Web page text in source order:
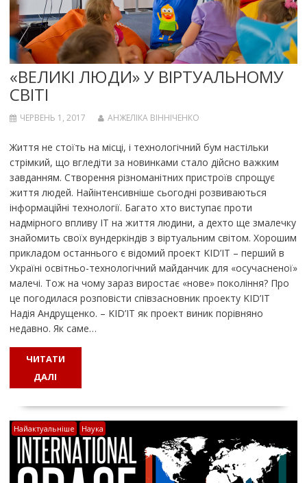
«ВЕЛИКІ ЛЮДИ» У ВІРТУАЛЬНОМУ
СВІТІ
ЧЕРВЕНЬ 1, 2017 АНЖЕЛІКА ВІННІЧЕНКО
Життя не стоїть на місці, і технологічний бум настільки
стрімкий, що вгледіти за новинками стало дійсно важким
завданням. Створення різноманітних пристроїв спрощує
життя людей. Найінтенсивніше сьогодні розвиваються
інформаційні технології. Багато хто виступає проти
надмірного впливу ІТ на життя людини, а дехто ще змалечку
знайомить своїх вундеркіндів з віртуальним світом. Хорошим
прикладом останнього є відомий проект KID’IT – перший в
Україні освітньо-технологічний майданчик для «осучасненої»
малечі. Тож на чому зараз виростає «нове» покоління? Про
це погодилася розповісти співзасновник проекту KID’IT
Надія Андрущенко. – KID’IT як проект виник порівняно
недавно. Як саме…
ЧИТАТИ
ДАЛІ
Найактуальніше Наука